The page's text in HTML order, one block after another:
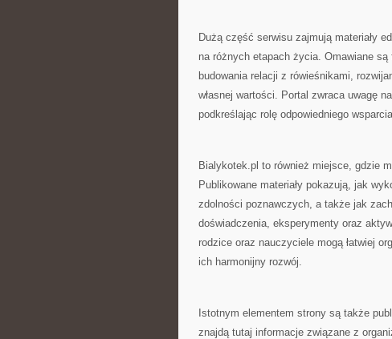
Dużą część serwisu zajmują materiały
na różnych etapach życia. Omawiane
budowania relacji z rówieśnikami,
własnej wartości. Portal zwraca uwagę
podkreślając rolę odpowiedniego
Bialykotek.pl to również miejsce, gdzie
Publikowane materiały pokazują, jak
zdolności poznawczych, a także jak
doświadczenia, eksperymenty oraz
rodzice oraz nauczyciele mogą łatwiej
ich harmonijny rozwój.
Istotnym elementem strony są także
znajdą tutaj informacje związane z